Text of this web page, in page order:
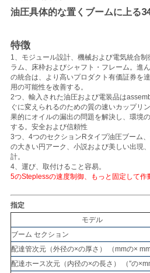
連
絡
し
な
さ
い
ニ
ュ
ー
ス
油圧具体的な置くブームに上る
特徴
1、モジュール設計、機械および電気統合
ラム、床枠およびシャフト・フレーム。進
の統合は、より高いプロダクト有価証券を
用の可能性を改善する。
2つ、輸入された油圧および電装品は
ぐに変えられるのための質の速いカップリ
果的にオイルの漏出の問題を解決し、環境
する。安全および信頼性
3つ、4つのセクションRタイプ油圧ブーム
の大きい円アーク、小説および美しい出現
計。
4、運び、取付けること容易。
5のSteplessの速度制御、もっと固定して作
指定
モデル
ブーム セクション
配達管次元（外径の×の厚さ） （mmの× mm
配達ホース次元（内径の×の長さ） （″の